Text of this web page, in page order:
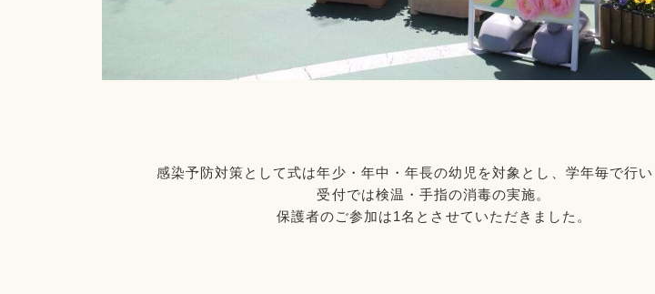
感染予防対策として式は年少・年中・年長の幼児を対象とし、学年毎で行い
受付では検温・手指の消毒の実施。
保護者のご参加は1名とさせていただきました。